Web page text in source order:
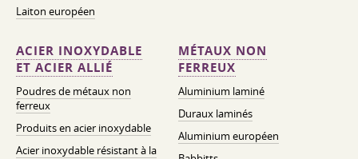
Laiton européen
ACIER INOXYDABLE
ET ACIER ALLIÉ
Poudres de métaux non
ferreux
Produits en acier inoxydable
Acier inoxydable résistant à la
MÉTAUX NON
FERREUX
Aluminium laminé
Duraux laminés
Aluminium européen